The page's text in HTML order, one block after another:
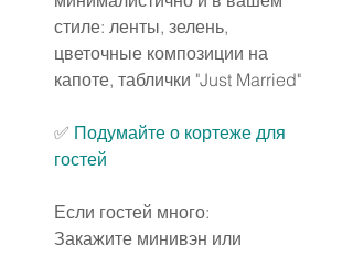
стиле: ленты, зелень,
цветочные композиции на
капоте, таблички "Just Married"
✅ Подумайте о кортеже для
гостей
Если гостей много:
Закажите минивэн или